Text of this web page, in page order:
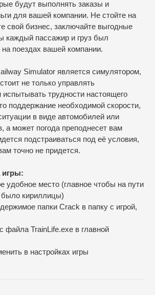
будут выполнять заказы и
для вашей компании. Не стойте на
свой бизнес, заключайте выгодные
каждый пассажир и груз был
поездах вашей компании.
Simulator является симулятором,
не только управлять
испытывать трудности настоящего
поддержание необходимой скорости,
в виде автомобилей или
а может погода преподнесет вам
подстраиваться под её условия,
точно не придется.
игры:
удобное место (главное чтобы на пути
было кириллицы)
папки Crack в папку с игрой,
файла TrainLife.exe в главной
в настройках игры